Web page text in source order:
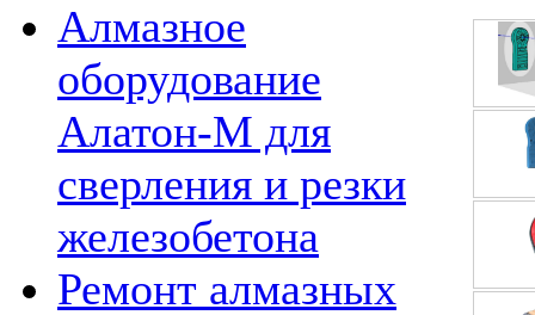
Алмазное
оборудование
Алатон-М для
сверления и резки
железобетона
Ремонт алмазных